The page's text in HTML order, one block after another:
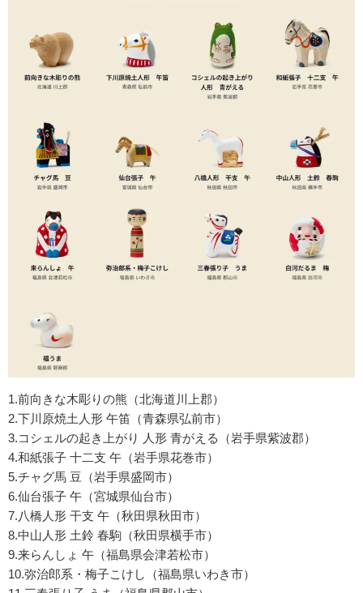
1.前向きな木彫りの熊（北海道川上郡）
2.下川原焼土人形 午笛（青森県弘前市）
3.コシェルの起き上がり 人形 青がえる（岩手県紫波郡）
4.和紙張子 十二支 午（岩手県花巻市）
5.チャグ馬 豆（岩手県盛岡市）
6.仙台張子 午（宮城県仙台市）
7.八橋人形 干支 午（秋田県秋田市）
8.中山人形 土鈴 春駒（秋田県横手市）
9.来らんしょ 午（福島県会津若松市）
10.弥治郎系・梅子こけし（福島県いわき市）